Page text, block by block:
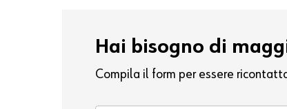
Hai bisogno di
Compila il form per essere